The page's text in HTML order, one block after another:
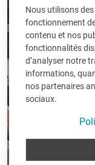
Nous utilisons
fonctionnement
contenu et nos
fonctionnalités
d’analyser notre
informations,
nos partenaires
sociaux.